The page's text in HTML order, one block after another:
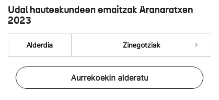
Udal hauteskundeen emaitzak Aranaratxen
2023
Alderdia Zinegotziak
Aurrekoekin alderatu